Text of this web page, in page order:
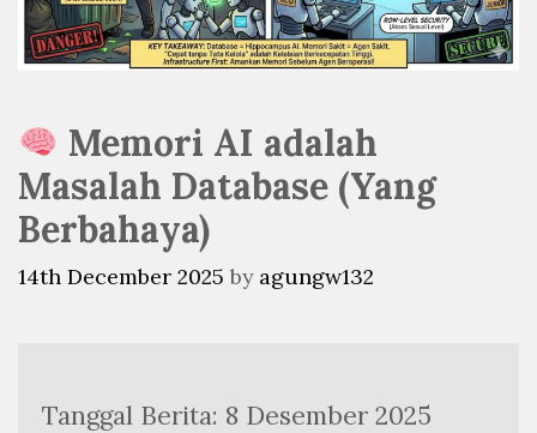
Memori AI adalah
Masalah Database (Yang
Berbahaya)
14th December 2025 by agungw132
Tanggal Berita: 8 Desember 2025